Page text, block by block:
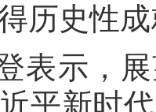
历史性
表示，
平新时